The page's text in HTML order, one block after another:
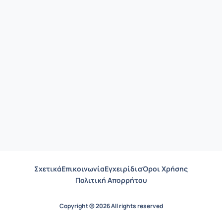
ΣχετικάΕπικοινωνίαΕγχειρίδιαΌροι Χρήσης
Πολιτική Απορρήτου
Copyright © 2026 All rights reserved